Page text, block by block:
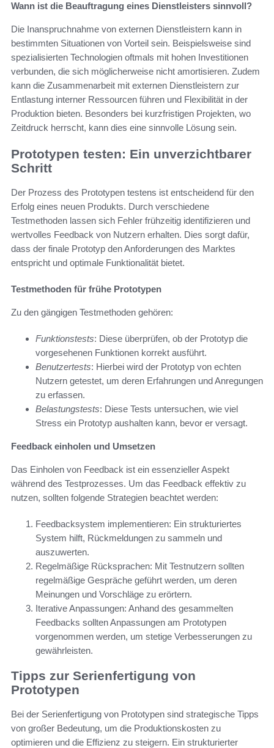
Wann ist die Beauftragung eines Dienstleisters sinnvoll?
Die Inanspruchnahme von externen Dienstleistern kann in
bestimmten Situationen von Vorteil sein. Beispielsweise sind
spezialisierten Technologien oftmals mit hohen Investitionen
verbunden, die sich möglicherweise nicht amortisieren. Zudem
kann die Zusammenarbeit mit externen Dienstleistern zur
Entlastung interner Ressourcen führen und Flexibilität in der
Produktion bieten. Besonders bei kurzfristigen Projekten, wo
Zeitdruck herrscht, kann dies eine sinnvolle Lösung sein.
Prototypen testen: Ein unverzichtbarer
Schritt
Der Prozess des Prototypen testens ist entscheidend für den
Erfolg eines neuen Produkts. Durch verschiedene
Testmethoden lassen sich Fehler frühzeitig identifizieren und
wertvolles Feedback von Nutzern erhalten. Dies sorgt dafür,
dass der finale Prototyp den Anforderungen des Marktes
entspricht und optimale Funktionalität bietet.
Testmethoden für frühe Prototypen
Zu den gängigen Testmethoden gehören:
Funktionstests: Diese überprüfen, ob der Prototyp die
vorgesehenen Funktionen korrekt ausführt.
Benutzertests: Hierbei wird der Prototyp von echten
Nutzern getestet, um deren Erfahrungen und Anregungen
zu erfassen.
Belastungstests: Diese Tests untersuchen, wie viel
Stress ein Prototyp aushalten kann, bevor er versagt.
Feedback einholen und Umsetzen
Das Einholen von Feedback ist ein essenzieller Aspekt
während des Testprozesses. Um das Feedback effektiv zu
nutzen, sollten folgende Strategien beachtet werden:
Feedbacksystem implementieren: Ein strukturiertes
System hilft, Rückmeldungen zu sammeln und
auszuwerten.
Regelmäßige Rücksprachen: Mit Testnutzern sollten
regelmäßige Gespräche geführt werden, um deren
Meinungen und Vorschläge zu erörtern.
Iterative Anpassungen: Anhand des gesammelten
Feedbacks sollten Anpassungen am Prototypen
vorgenommen werden, um stetige Verbesserungen zu
gewährleisten.
Tipps zur Serienfertigung von
Prototypen
Bei der Serienfertigung von Prototypen sind strategische Tipps
von großer Bedeutung, um die Produktionskosten zu
optimieren und die Effizienz zu steigern. Ein strukturierter